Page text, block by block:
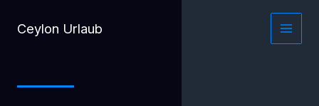
InhaltCeylon Urlaub